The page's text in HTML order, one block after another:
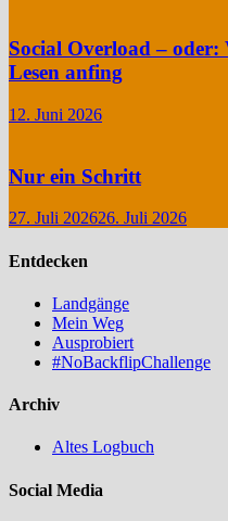
Social Overload –
Lesen anfing
12. Juni 2026
Nur ein Schritt
27. Juli 202626. Juli 2026
Entdecken
Landgänge
Mein Weg
Ausprobiert
#NoBackflipChallenge
Archiv
Altes Logbuch
Social Media